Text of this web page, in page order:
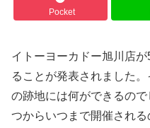
Pocket
イトーヨーカドー旭川店
ることが発表されました
の跡地には何ができるの
つからいつまで開催され